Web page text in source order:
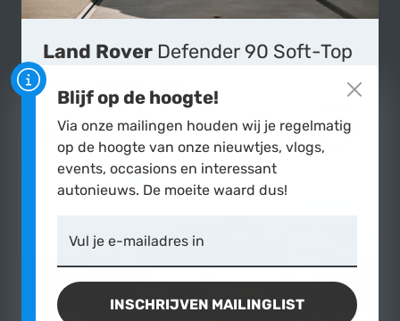
Land Rover Defender 90 Soft-Top
1999
€19.900,- MEER
Blijf op de hoogte!
Via onze mailingen houden wij je regelmatig
op de hoogte van onze nieuwtjes, vlogs,
events, occasions en interessant
autonieuws. De moeite waard dus!
Vul je e-mailadres in
INSCHRIJVEN MAILINGLIST